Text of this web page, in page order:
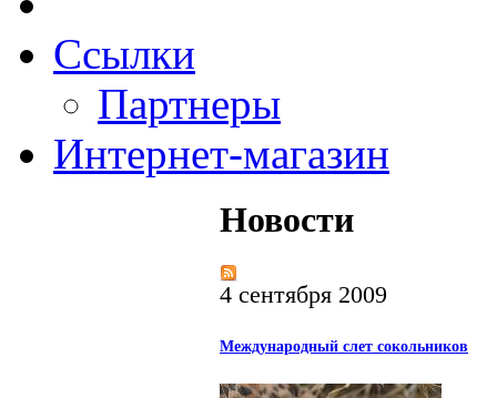
Ссылки
Партнеры
Интернет-магазин
Новости
4 сентября 2009
Международный слет сокольников